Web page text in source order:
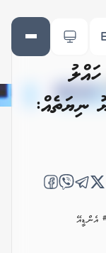
ނިޔަތެއް:
# އެންޑީއޭ